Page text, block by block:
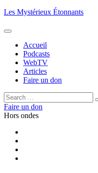
Aller
contenu
Les Mystérieux Étonnants
Accueil
Podcasts
WebTV
Articles
Faire un don
Rechercher :
Faire un don
Hors ondes